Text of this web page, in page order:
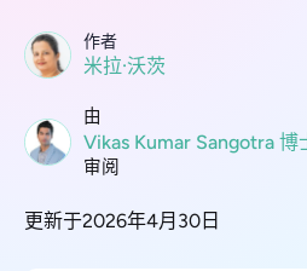
作者
米拉·沃茨
由
Vikas Kumar Sangotra 博
审阅
更新于2026年4月30日